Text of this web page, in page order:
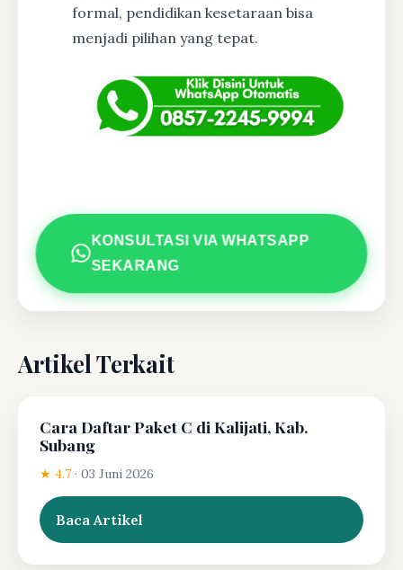
formal, pendidikan kesetaraan bisa
menjadi pilihan yang tepat.
KONSULTASI VIA WHATSAPP
SEKARANG
Artikel Terkait
Cara Daftar Paket C di Kalijati, Kab.
Subang
★ 4.7 · 03 Juni 2026
Baca Artikel